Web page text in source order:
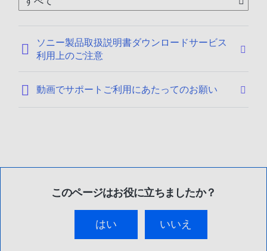
/
0
ソニー製品取扱説明書ダウンロードサービス
利用上のご注意
動画でサポートご利用にあたってのお願い
このページはお役に立ちましたか？
はい いいえ